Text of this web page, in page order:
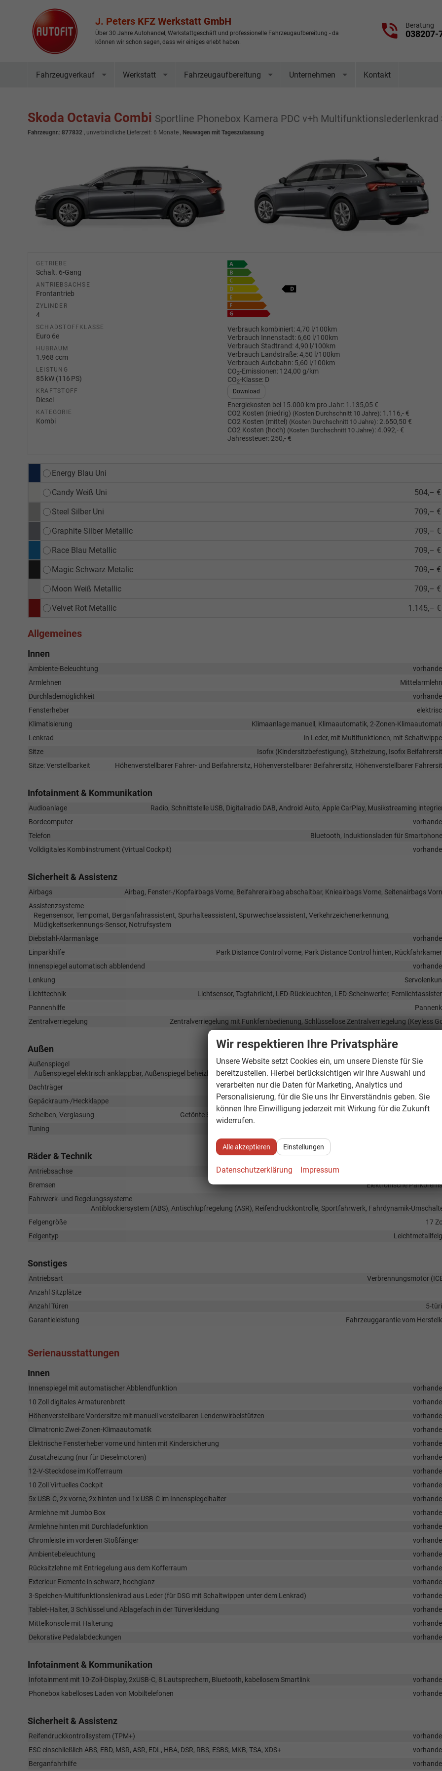
J. Peters KFZ Werkstatt GmbH
Über 30 Jahre Autohandel, Werkstattgeschäft und professionelle Fahrzeugaufbereitung - da
können wir schon sagen, dass wir einiges erlebt haben.
Beratung
038207-
Fahrzeugverkauf Werkstatt Fahrzeugaufbereitung Unternehmen Kontakt
Skoda Octavia Combi Sportline Phonebox Kamera PDC v+h Multifunktionslederlenkrad
Fahrzeugnr.: 877832 , unverbindliche Lieferzeit: 6 Monate , Neuwagen mit Tageszulassung
GETRIEBE
Schalt. 6-Gang
ANTRIEBSACHSE
Frontantrieb
ZYLINDER
4
SCHADSTOFFKLASSE
Euro 6e
HUBRAUM
1.968 ccm
LEISTUNG
85 kW (116 PS)
KRAFTSTOFF
Diesel
KATEGORIE
Kombi
Verbrauch kombiniert:4,70 l/100km
Verbrauch Innenstadt: 6,60 l/100km
Verbrauch Stadtrand:4,90 l/100km
Verbrauch Landstraße:4,50 l/100km
Verbrauch Autobahn: 5,60 l/100km
CO2-Emissionen: 124,00 g/km
CO2-Klasse: D
Download
Energiekosten bei 15.000 km pro Jahr: 1.135,05 €
CO2 Kosten (niedrig) (Kosten Durchschnitt 10 Jahre): 1.116,- €
CO2 Kosten (mittel) (Kosten Durchschnitt 10 Jahre): 2.650,50 €
CO2 Kosten (hoch) (Kosten Durchschnitt 10 Jahre):4.092,- €
Jahressteuer: 250,- €
Energy Blau Uni
Candy Weiß Uni 504,– €
Steel Silber Uni 709,– €
Graphite Silber Metallic 709,– €
Race Blau Metallic 709,– €
Magic Schwarz Metalic 709,– €
Moon Weiß Metallic 709,– €
Velvet Rot Metallic 1.145,– €
Allgemeines
Innen
Ambiente-Beleuchtung
Armlehnen
Durchlademöglichkeit
Fensterheber
Klimatisierung
Klimaanlage manuell, Klimaautomatik, 2-Zonen-
Lenkrad
in Leder, mit Multifunktionen, mit
Sitze
Isofix (Kindersitzbefestigung), Sitzheizung, Isofix
Sitze: Verstellbarkeit
Höhenverstellbarer Fahrer- und Beifahrersitz, Höhenverstellbarer Beifahrersitz, Höhenverstellbarer
Infotainment & Kommunikation
Audioanlage
Radio, Schnittstelle USB, Digitalradio DAB, Android Auto, Apple CarPlay, Musikstreaming
Bordcomputer
Telefon
Bluetooth, Induktionsladen für
Volldigitales Kombiinstrument (Virtual Cockpit)
Sicherheit & Assistenz
Airbags
Airbag, Fenster-/Kopfairbags Vorne, Beifahrerairbag abschaltbar, Knieairbags Vorne, Seitenairbags
Assistenzsysteme
Regensensor, Tempomat, Berganfahrassistent, Spurhalteassistent, Spurwechselassistent, Verkehrzeichenerkennung,
Müdigkeitserkennungs-Sensor, Notrufsystem
Diebstahl-Alarmanlage
Einparkhilfe
Park Distance Control vorne, Park Distance Control hinten,
Innenspiegel automatisch abblendend
Lenkung
Lichttechnik
Lichtsensor, Tagfahrlicht, LED-Rückleuchten, LED-Scheinwerfer,
Pannenhilfe
Zentralverriegelung
Zentralverriegelung mit Funkfernbedienung, Schlüssellose Zentralverriegelung (Keyless
Außen
Außenspiegel
Außenspiegel elektrisch anklappbar, Außenspiegel beheizbar, Außenspiegel elektrisch verstellbar, Außenspiegel automatisch abblendend
Dachträger
Gepäckraum-/Heckklappe
Komfortöffnung Heckklappe (Virtuelles Pedal)
Scheiben, Verglasung
Getönte Scheiben, Privacy Glass (Heckscheibe und hintere Seitenscheiben abgedunkelt)
Tuning
Räder & Technik
Antriebsachse
Bremsen
Elektronische
Fahrwerk- und Regelungssysteme
Antiblockiersystem (ABS), Antischlupfregelung (ASR), Reifendruckkontrolle, Sportfahrwerk, Fahrdynamik-
Felgengröße
17
Felgentyp
Sonstiges
Antriebsart
Verbrennungsmotor
Anzahl Sitzplätze
Anzahl Türen
5-
Garantieleistung
Fahrzeuggarantie vom
Serienausstattungen
Innen
Innenspiegel mit automatischer Abblendfunktion
10 Zoll digitales Armaturenbrett
Höhenverstellbare Vordersitze mit manuell verstellbaren Lendenwirbelstützen
Climatronic Zwei-Zonen-Klimaautomatik
Elektrische Fensterheber vorne und hinten mit Kindersicherung
Zusatzheizung (nur für Dieselmotoren)
12-V-Steckdose im Kofferraum
10 Zoll Virtuelles Cockpit
5x USB-C, 2x vorne, 2x hinten und 1x USB-C im Innenspiegelhalter
Armlehne mit Jumbo Box
Armlehne hinten mit Durchladefunktion
Chromleiste im vorderen Stoßfänger
Ambientebeleuchtung
Rücksitzlehne mit Entriegelung aus dem Kofferraum
Exterieur Elemente in schwarz, hochglanz
3-Speichen-Multifunktionslenkrad aus Leder (für DSG mit Schaltwippen unter dem Lenkrad)
Tablet-Halter, 3 Schlüssel und Ablagefach in der Türverkleidung
Mittelkonsole mit Halterung
Dekorative Pedalabdeckungen
Infotainment & Kommunikation
Infotainment mit 10-Zoll-Display, 2xUSB-C, 8 Lautsprechern, Bluetooth, kabellosem Smartlink
Phonebox kabelloses Laden von Mobiltelefonen
Sicherheit & Assistenz
Reifendruckkontrollsystem (TPM+)
ESC einschließlich ABS, EBD, MSR, ASR, EDL, HBA, DSR, RBS, ESBS, MKB, TSA, XDS+
Berganfahrhilfe
Wir respektieren Ihre Privatsphäre
Unsere Website setzt Cookies ein, um unsere Dienste für Sie
bereitzustellen. Hierbei berücksichtigen wir Ihre Auswahl und
verarbeiten nur die Daten für Marketing, Analytics und
Personalisierung, für die Sie uns Ihr Einverständnis geben. Sie
können Ihre Einwilligung jederzeit mit Wirkung für die Zukunft
widerrufen.
Alle akzeptieren Einstellungen
Datenschutzerklärung Impressum